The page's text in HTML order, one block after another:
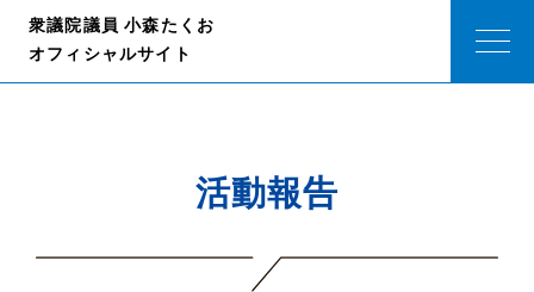
衆議院議員 小森たくお
オフィシャルサイト
活動報告